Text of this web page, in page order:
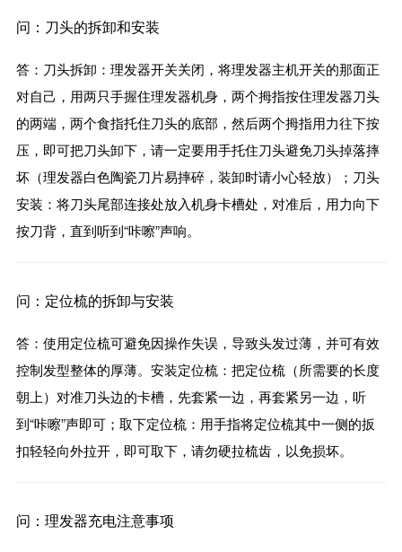
问：刀头的拆卸和安装
答：刀头拆卸：理发器开关关闭，将理发器主机开关的那面正
对自己，用两只手握住理发器机身，两个拇指按住理发器刀头
的两端，两个食指托住刀头的底部，然后两个拇指用力往下按
压，即可把刀头卸下，请一定要用手托住刀头避免刀头掉落摔
坏（理发器白色陶瓷刀片易摔碎，装卸时请小心轻放）；刀头
安装：将刀头尾部连接处放入机身卡槽处，对准后，用力向下
按刀背，直到听到“咔嚓”声响。
问：定位梳的拆卸与安装
答：使用定位梳可避免因操作失误，导致头发过薄，并可有效
控制发型整体的厚薄。安装定位梳：把定位梳（所需要的长度
朝上）对准刀头边的卡槽，先套紧一边，再套紧另一边，听
到“咔嚓”声即可；取下定位梳：用手指将定位梳其中一侧的扳
扣轻轻向外拉开，即可取下，请勿硬拉梳齿，以免损坏。
问：理发器充电注意事项